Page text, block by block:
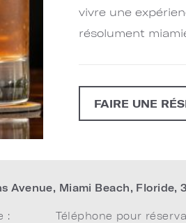
vivre une
résolument
FAIRE UNE
Avenue, Miami Beach, Floride,
:
Téléphone pour